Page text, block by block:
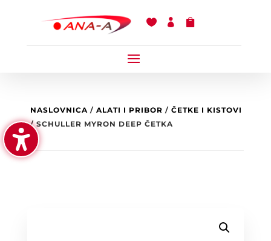
  
NASLOVNICA/ ALATI I PRIBOR / ČETKE I KISTOVI
/ SCHULLER MYRON DEEP ČETKA